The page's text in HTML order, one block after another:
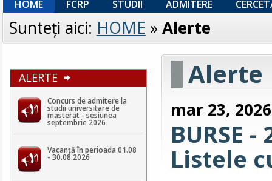
HOME FCRP STUDII ADMITERE
Sunteţi aici: HOME » Alerte
ALERTE
Concurs de admitere la
studii universitare de
masterat - sesiunea
septembrie 2026
Vacanță în perioada 01.08
- 30.08.2026
Alerte
mar 23, 2026
BURSE
Listele